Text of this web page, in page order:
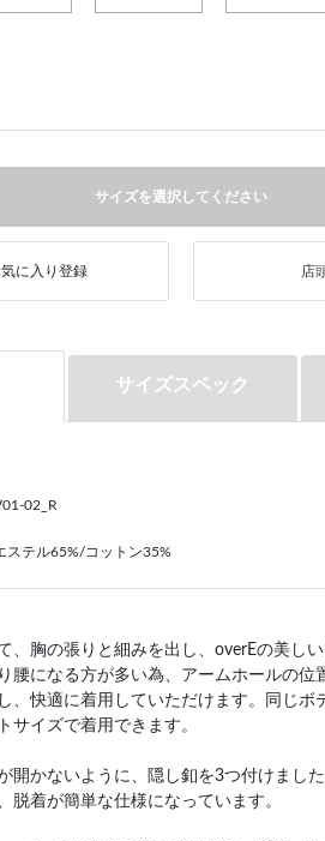
サイズを選択してください
店
サイズスペック
02_R
ステル65%/コットン35%
、胸の張りと細みを出し、overEの美し
腰になる方が多い為、アームホールの位
、快適に着用していただけます。同じボ
サイズで着用できます。
開かないように、隠し釦を3つ付けまし
脱着が簡単な仕様になっています。